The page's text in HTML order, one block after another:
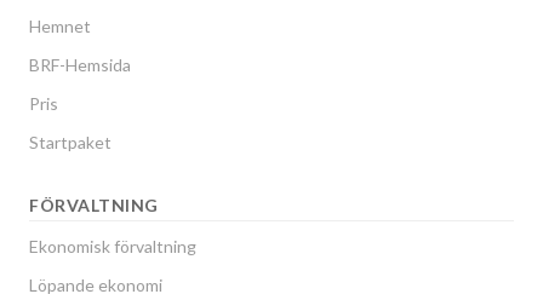
Hemnet
BRF-Hemsida
Pris
Startpaket
FÖRVALTNING
Ekonomisk förvaltning
Löpande ekonomi